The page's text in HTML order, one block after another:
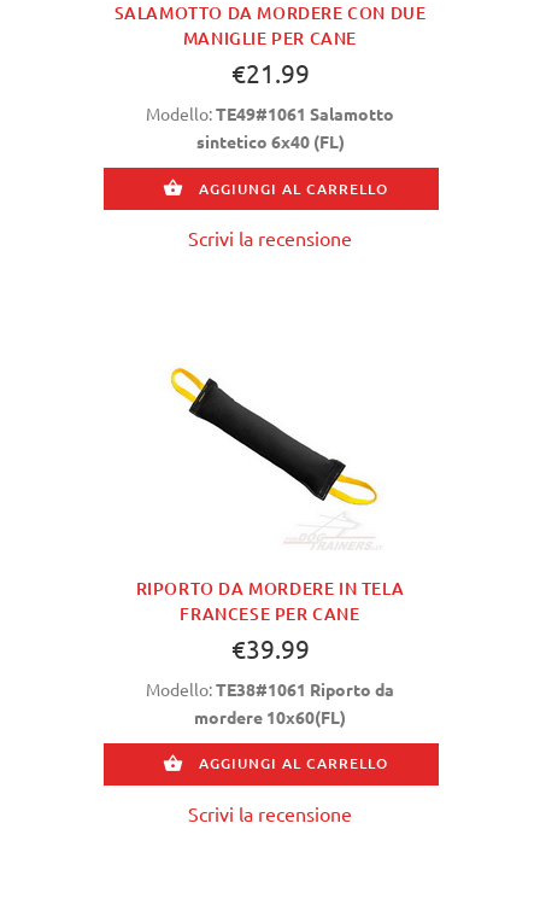
SALAMOTTO DA MORDERE CON DUE
MANIGLIE PER CANE
€21.99
Modello:TE49#1061 Salamotto
sintetico 6x40 (FL)
AGGIUNGI AL CARRELLO
Scrivi la recensione
RIPORTO DA MORDERE IN TELA
FRANCESE PER CANE
€39.99
Modello:TE38#1061 Riporto da
mordere 10x60(FL)
AGGIUNGI AL CARRELLO
Scrivi la recensione